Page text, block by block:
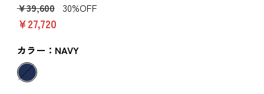
￥39,600 30%OFF
￥27,720
カラー：NAVY